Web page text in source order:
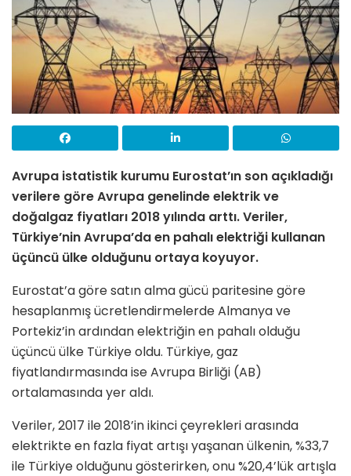
Avrupa istatistik kurumu Eurostat’ın son açıkladığı
verilere göre Avrupa genelinde elektrik ve
doğalgaz fiyatları 2018 yılında arttı. Veriler,
Türkiye’nin Avrupa’da en pahalı elektriği kullanan
üçüncü ülke olduğunu ortaya koyuyor.
Eurostat’a göre satın alma gücü paritesine göre
hesaplanmış ücretlendirmelerde Almanya ve
Portekiz’in ardından elektriğin en pahalı olduğu
üçüncü ülke Türkiye oldu. Türkiye, gaz
fiyatlandırmasında ise Avrupa Birliği (AB)
ortalamasında yer aldı.
Veriler, 2017 ile 2018’in ikinci çeyrekleri arasında
elektrikte en fazla fiyat artışı yaşanan ülkenin, %33,7
ile Türkiye olduğunu gösterirken, onu %20,4’lük artışla